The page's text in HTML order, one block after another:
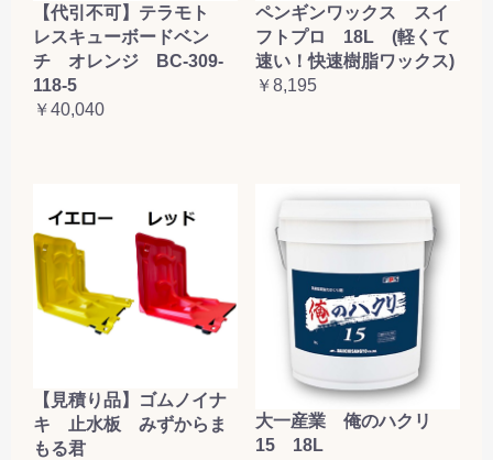
【代引不可】テラモト
レスキューボードベン
チ オレンジ BC-309-
118-5
￥40,040
ペンギンワックス スイ
フトプロ 18L (軽くて
速い！快速樹脂ワックス)
￥8,195
【見積り品】ゴムノイナ
キ 止水板 みずからま
もる君
大一産業 俺のハクリ
15 18L